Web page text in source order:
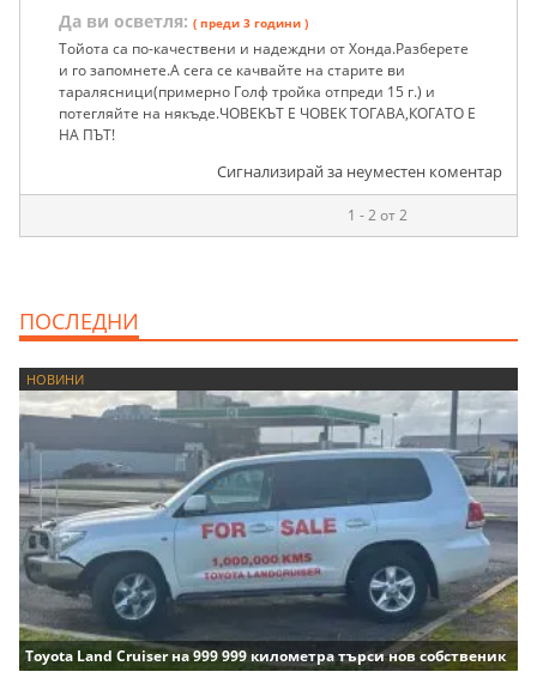
Да ви осветля: ( преди 3 години )
Тойота са по-качествени и надеждни от Хонда.Разберете
и го запомнете.А сега се качвайте на старите ви
таралясници(примерно Голф тройка отпреди 15 г.) и
потегляйте на някъде.ЧОВЕКЪТ Е ЧОВЕК ТОГАВА,КОГАТО Е
НА ПЪТ!
Сигнализирай за неуместен коментар
1 - 2 от 2
ПОСЛЕДНИ
НОВИНИ
Toyota Land Cruiser на 999 999 километра търси нов собственик